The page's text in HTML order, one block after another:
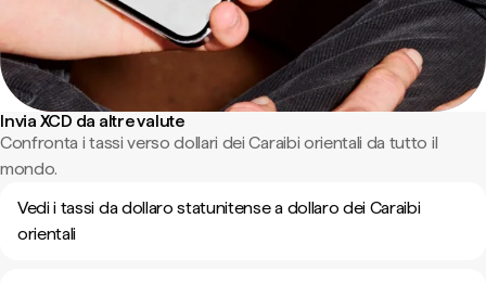
Invia XCD da altre valute
Confronta i tassi verso dollari dei Caraibi orientali da tutto il
mondo.
Vedi i tassi da dollaro statunitense a dollaro dei Caraibi
orientali